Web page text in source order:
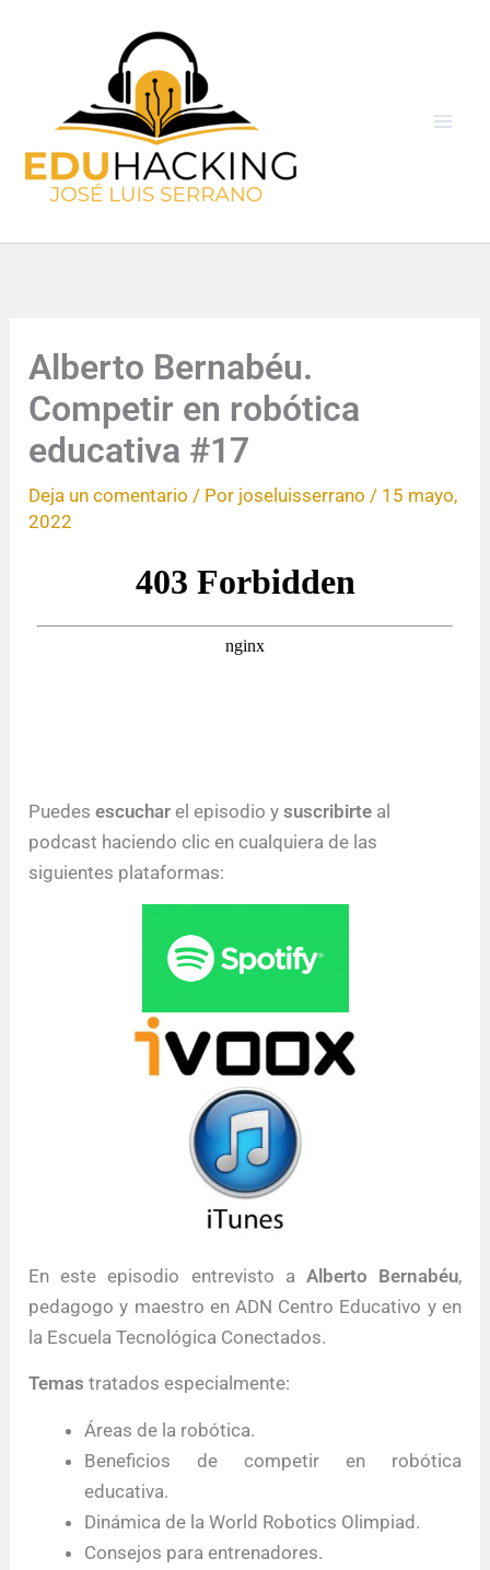
Alberto Bernabéu.
Competir en robótica
educativa #17
Deja un comentario / Por joseluisserrano / 15 mayo,
2022
Puedes escucharel episodio y suscribirte al
podcast haciendo clic en cualquiera de las
siguientes plataformas:
En este episodio entrevisto a Alberto Bernabéu,
pedagogo y maestro en ADN Centro Educativo y en
la Escuela Tecnológica Conectados.
Temas tratados especialmente:
Áreas de la robótica.
Beneficios de competir en robótica
educativa.
Dinámica de la World Robotics Olimpiad.
Consejos para entrenadores.